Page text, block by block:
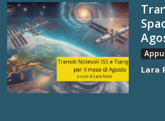
Lara